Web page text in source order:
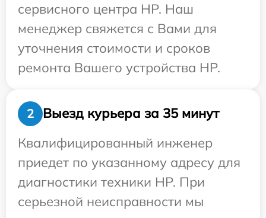
сервисного центра HP. Наш
менеджер свяжется с Вами для
уточнения стоимости и сроков
ремонта Вашего устройства HP.
2
Выезд курьера за 35 минут
Квалифицированный инженер
приедет по указанному адресу для
диагностики техники HP. При
серьезной неисправности мы